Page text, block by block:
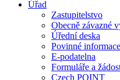
Úřad
Zastupitelstvo
Obecně závazné
Úřední deska
Povinné informace
E-podatelna
Formuláře a
Czech POINT